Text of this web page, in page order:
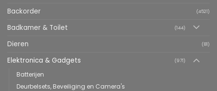
Backorder (4521)
Badkamer & Toilet (144)
Dieren (81)
Elektronica & Gadgets (971)
Batterijen
Deurbelsets, Beveiliging en Camera's